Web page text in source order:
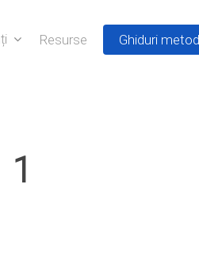
Resurse Ghiduri
1